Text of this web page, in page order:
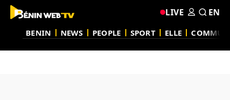
BENIN NEWS PEOPLE SPORT ELLE
LIVE EN